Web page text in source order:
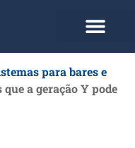
para bares e
que a geração Y pode